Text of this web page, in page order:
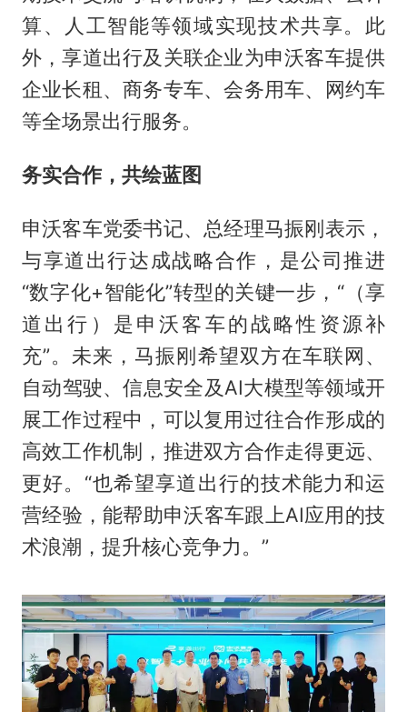
算、人工智能等领域实现技术共享。此
外，享道出行及关联企业为申沃客车提供
企业长租、商务专车、会务用车、网约车
等全场景出行服务。
务实合作，共绘蓝图
申沃客车党委书记、总经理马振刚表示，
与享道出行达成战略合作，是公司推进
“数字化+智能化”转型的关键一步，“（享
道出行）是申沃客车的战略性资源补
充”。未来，马振刚希望双方在车联网、
自动驾驶、信息安全及AI大模型等领域开
展工作过程中，可以复用过往合作形成的
高效工作机制，推进双方合作走得更远、
更好。“也希望享道出行的技术能力和运
营经验，能帮助申沃客车跟上AI应用的技
术浪潮，提升核心竞争力。”